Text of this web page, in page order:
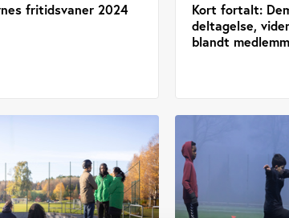
fritidsvaner 2024
Kort fortalt:
deltagelse,
blandt